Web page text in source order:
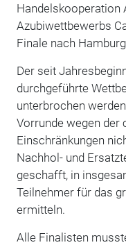
Handelskooperation
Azubiwettbewerbs
Finale nach
Der seit
durchgeführte
unterbrochen
Vorrunde wegen der
Einschränkungen
Nachhol- und
geschafft, in
Teilnehmer für das
ermitteln.
Alle Finalisten